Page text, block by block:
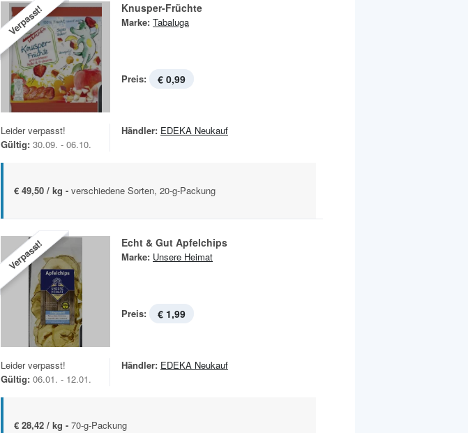
Verpasst! Knusper-Früchte
Marke: Tabaluga
Preis: € 0,99
Leider verpasst!
Gültig: 30.09. - 06.10.
Händler: EDEKA Neukauf
€ 49,50 / kg - verschiedene Sorten, 20-g-Packung
Verpasst! Echt & Gut Apfelchips
Marke: Unsere Heimat
Preis: € 1,99
Leider verpasst!
Gültig: 06.01. - 12.01.
Händler: EDEKA Neukauf
€ 28,42 / kg - 70-g-Packung